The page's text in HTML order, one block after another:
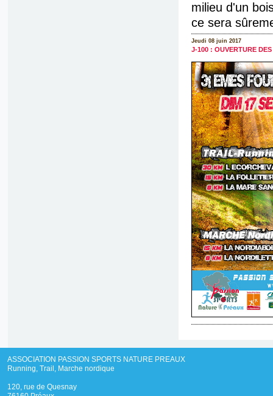
milieu d'un
ce sera
Jeudi 08 juin 2017
J-100 : OUVERTURE
ASSOCIATION PASSION SPORTS NATURE PREAUX
Running, Trail, Marche nordique
120, rue de Quesnay